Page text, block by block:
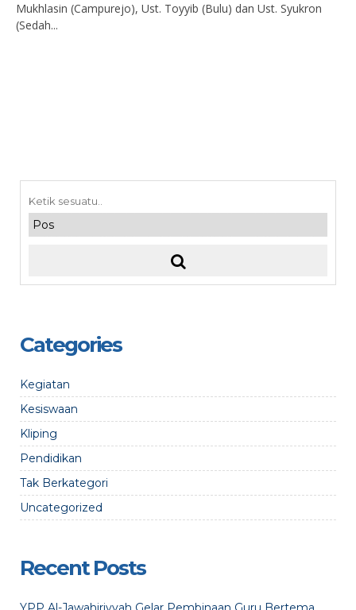
Mukhlasin (Campurejo), Ust. Toyyib (Bulu) dan Ust. Syukron
(Sedah...
Categories
Kegiatan
Kesiswaan
Kliping
Pendidikan
Tak Berkategori
Uncategorized
Recent Posts